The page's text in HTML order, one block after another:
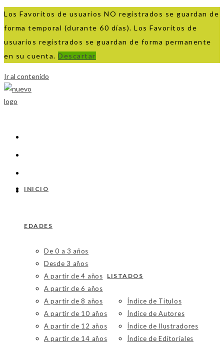
Los Favoritos de usuarios NO registrados se guardan de
forma temporal (durante 60 días). Los Favoritos de
usuarios registrados se guardan de forma permanente
en su cuenta. Descartar
Ir al contenido
INICIO
EDADES
De 0 a 3 años
Desde 3 años
A partir de 4 años
A partir de 6 años
A partir de 8 años
A partir de 10 años
A partir de 12 años
A partir de 14 años
LISTADOS
Índice de Títulos
Índice de Autores
Índice de Ilustradores
Índice de Editoriales